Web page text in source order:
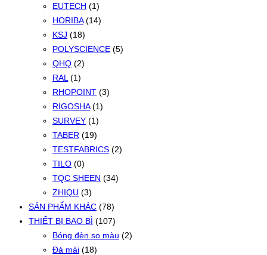
EUTECH (1)
HORIBA (14)
KSJ (18)
POLYSCIENCE (5)
QHQ (2)
RAL (1)
RHOPOINT (3)
RIGOSHA (1)
SURVEY (1)
TABER (19)
TESTFABRICS (2)
TILO (0)
TQC SHEEN (34)
ZHIQU (3)
SẢN PHẨM KHÁC (78)
THIẾT BỊ BAO BÌ (107)
Bóng đèn so màu (2)
Đá mài (18)